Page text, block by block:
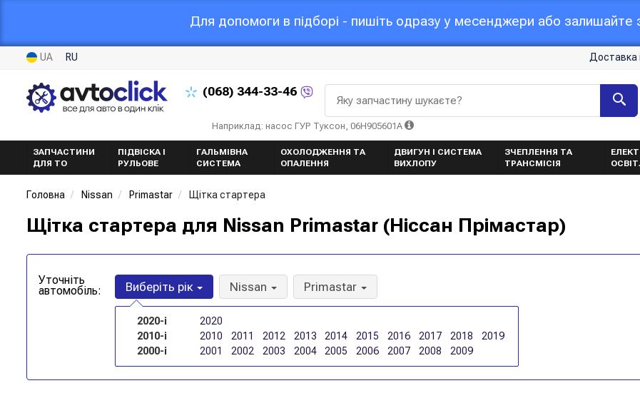
Для допомоги в підборі - пишіть одразу у месенджери або залишайте
UA RU Доставка
(068) 344-33-46
Яку запчастину шукаєте?
Наприклад: насос ГУР Туксон, 06H905601A
ЗАПЧАСТИНИ
ДЛЯ ТО
ПІДВІСКА І
РУЛЬОВЕ
ГАЛЬМІВНА
СИСТЕМА
ОХОЛОДЖЕННЯ ТА
ОПАЛЕННЯ
ДВИГУН І СИСТЕМА
ВИХЛОПУ
ЗЧЕПЛЕННЯ ТА
ТРАНСМІСІЯ
Головна Nissan Primastar Щітка стартера
Щітка стартера для Nissan Primastar (Ніссан Прімастар)
Уточніть
автомобіль: Виберіть рік
2020-і
2020
2010-і
2010 2011 2012 2013 2014 2015 2016 2017 2018
2019
2000-і
2001 2002 2003 2004 2005 2006 2007 2008 2009
Nissan Primastar